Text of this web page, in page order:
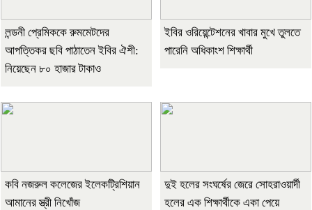
লন্ডনী প্রেমিককে রুমমেটদের
আপত্তিকর ছবি পাঠাতেন ইবির ঐশী:
নিয়েছেন ৮০ হাজার টাকাও
ইবির ওরিয়েন্টেশনের খাবার মুখে তুলতে
পারেনি অধিকাংশ শিক্ষার্থী
কবি নজরুল কলেজের ইলেকট্রিশিয়ান
আমানের স্ত্রী নিখোঁজ
দুই হলের সংঘর্ষের জেরে সোহরাওয়ার্দী
হলের এক শিক্ষার্থীকে একা পেয়ে